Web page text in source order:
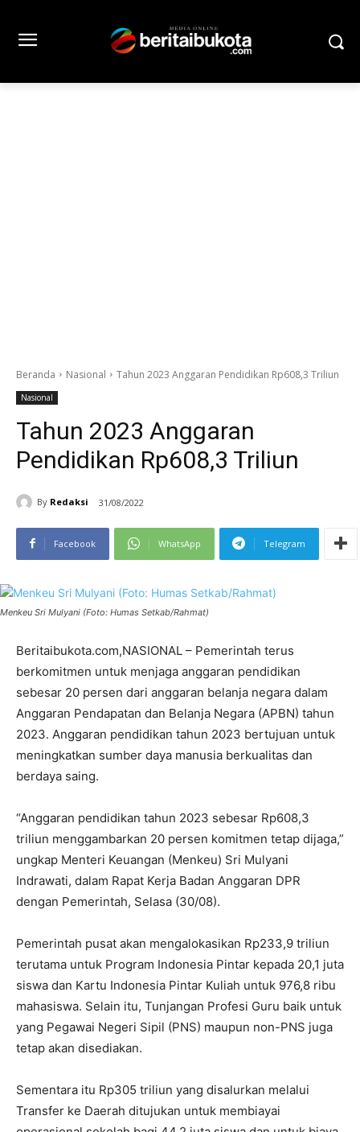
Beranda Nasional Tahun 2023 Anggaran Pendidikan Rp608,3 Triliun
Nasional
Tahun 2023 Anggaran
Pendidikan Rp608,3 Triliun
By Redaksi 31/08/2022
Facebook WhatsApp Telegram
Menkeu Sri Mulyani (Foto: Humas Setkab/Rahmat)
Beritaibukota.com,NASIONAL – Pemerintah terus
berkomitmen untuk menjaga anggaran pendidikan
sebesar 20 persen dari anggaran belanja negara dalam
Anggaran Pendapatan dan Belanja Negara (APBN) tahun
2023. Anggaran pendidikan tahun 2023 bertujuan untuk
meningkatkan sumber daya manusia berkualitas dan
berdaya saing.
“Anggaran pendidikan tahun 2023 sebesar Rp608,3
triliun menggambarkan 20 persen komitmen tetap dijaga,”
ungkap Menteri Keuangan (Menkeu) Sri Mulyani
Indrawati, dalam Rapat Kerja Badan Anggaran DPR
dengan Pemerintah, Selasa (30/08).
Pemerintah pusat akan mengalokasikan Rp233,9 triliun
terutama untuk Program Indonesia Pintar kepada 20,1 juta
siswa dan Kartu Indonesia Pintar Kuliah untuk 976,8 ribu
mahasiswa. Selain itu, Tunjangan Profesi Guru baik untuk
yang Pegawai Negeri Sipil (PNS) maupun non-PNS juga
tetap akan disediakan.
Sementara itu Rp305 triliun yang disalurkan melalui
Transfer ke Daerah ditujukan untuk membiayai